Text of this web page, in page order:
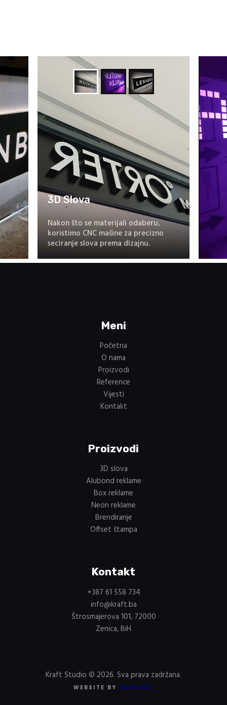
3D Slova
Nakon što se materijali odaberu,
koristimo CNC mašine za precizno
seciranje slova prema dizajnu.
Meni
Početna
O nama
Proizvodi
Reference
Vijesti
Kontakt
Proizvodi
3D slova
Alubond reklame
Box reklame
Neon reklame
Brendiranje
Offset štampa
Kontakt
+387 61 558 734
info@kraft.ba
Štrosmajerova 101, 72000
Zenica, BiH
Kraft Studio © 2026. Sva prava zadržana.
WEBSITE BY MANIGOR